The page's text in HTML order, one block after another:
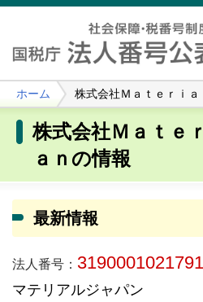
ホーム 株式会社Ｍａｔｅｒｉ
株式会社Ｍａｔｅ
ａｎの情報
最新情報
法人番号： 3190001021791
マテリアルジャパン